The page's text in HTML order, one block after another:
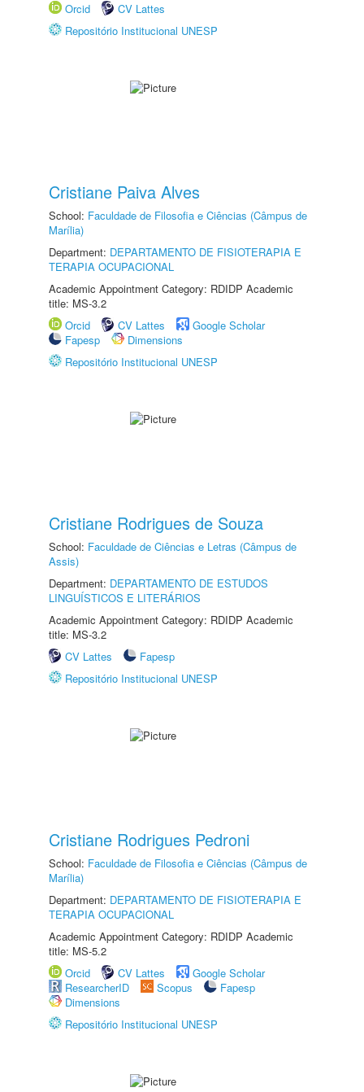
Orcid
CV Lattes
Repositório Institucional UNESP
Cristiane Paiva Alves
School: Faculdade de Filosofia e Ciências (Câmpus de
Marília)
Department: DEPARTAMENTO DE FISIOTERAPIA E
TERAPIA OCUPACIONAL
Academic Appointment Category: RDIDP Academic
title: MS-3.2
Orcid
CV Lattes
Google Scholar
Fapesp
Dimensions
Repositório Institucional UNESP
Cristiane Rodrigues de Souza
School: Faculdade de Ciências e Letras (Câmpus de
Assis)
Department: DEPARTAMENTO DE ESTUDOS
LINGUÍSTICOS E LITERÁRIOS
Academic Appointment Category: RDIDP Academic
title: MS-3.2
CV Lattes
Fapesp
Repositório Institucional UNESP
Cristiane Rodrigues Pedroni
School: Faculdade de Filosofia e Ciências (Câmpus de
Marília)
Department: DEPARTAMENTO DE FISIOTERAPIA E
TERAPIA OCUPACIONAL
Academic Appointment Category: RDIDP Academic
title: MS-5.2
Orcid
CV Lattes
Google Scholar
ResearcherID
Scopus
Fapesp
Dimensions
Repositório Institucional UNESP